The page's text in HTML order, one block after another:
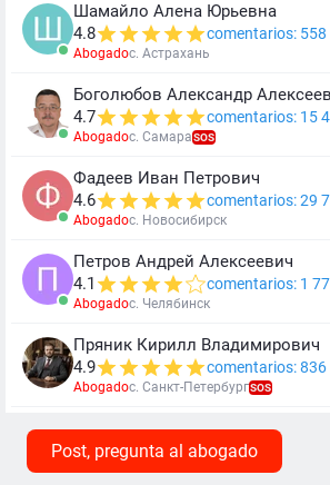
Post, pregunta al abogado
Шамайло Алена Юрьевна
4.8
comentarios: 558
Abogadoc. Астрахань
Боголюбов Александр
4.7
comentarios: 15
Abogadoc. СамараSOS
Фадеев Иван Петрович
4.6
comentarios: 29
Abogadoc. Новосибирск
Петров Андрей Алексеевич
4.1
comentarios: 1
Abogadoc. Челябинск
Пряник Кирилл Владимирович
4.9
comentarios: 836
Abogadoc. Санкт-ПетербургSOS